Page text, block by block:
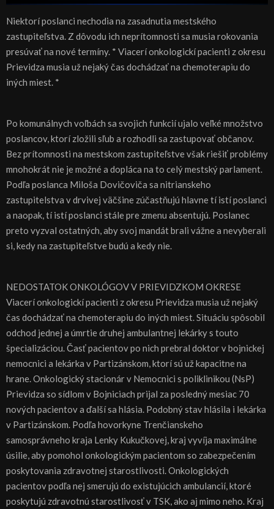
Niektorí poslanci nechodia na zasadnutia mestského
zastupiteľstva. Z dôvodu ich neprítomnosti sa musia rokovania
presúvať na nové termíny. * Viacerí onkologickí pacienti z okresu
Prievidza musia už nejaký čas dochádzať na chemoterapiu do
iných miest. *
Po komunálnych voľbách sa svojich funkcií ujalo veľké množstvo
poslancov, ktorí zložili sľub a rozhodli sa zastupovať občanov.
Bez prítomnosti na mestskom zastupiteľstve však riešiť problémy
mnohokrát nie je možné a dopláca na to celý mestský parlament.
Podľa poslanca Miloša Dovičoviča sa nitrianskeho
zastupitelstva v drvivej väčšine zúčastňujú hlavne tí istí poslanci
a naopak, tí istí poslanci stále pre zmenu absentujú. Poslanec
preto vyzval ostatných, aby svoj mandát brali vážne a nevyberali
si, kedy na zastupiteľstve budú a kedy nie.
NEDOSTATOK ONKOLÓGOV V PRIEVIDZKOM OKRESE
Viacerí onkologickí pacienti z okresu Prievidza musia už nejaký
čas dochádzať na chemoterapiu do iných miest. Situáciu spôsobil
odchod jednej a úmrtie druhej ambulantnej lekárky s touto
špecializáciou. Časť pacientov po nich prebral doktor v bojnickej
nemocnici a lekárka v Partizánskom, ktorí sú už kapacitne na
hrane. Onkologický stacionár v Nemocnici s poliklinikou (NsP)
Prievidza so sídlom v Bojniciach prijal za posledný mesiac 70
nových pacientov a ďalší sa hlásia. Podobný stav hlásila i lekárka
v Partizánskom. Podľa hovorkyne Trenčianskeho
samosprávneho kraja Lenky Kukučkovej, kraj vyvíja maximálne
úsilie, aby pomohol onkologickým pacientom so zabezpečením
poskytovania zdravotnej starostlivosti. Onkologických
pacientov podľa nej smerujú do existujúcich ambulancií, ktoré
poskytujú zdravotnú starostlivosť v TSK, ako aj mimo neho. Kraj